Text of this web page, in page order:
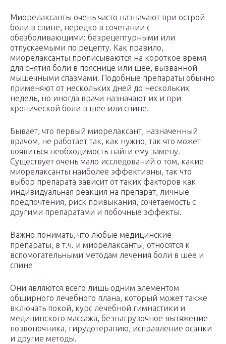
Миорелаксанты очень часто назначают при острой
боли в спине, нередко в сочетании с
обезболивающими: безрецептурными или
отпускаемыми по рецепту. Как правило,
миорелаксанты прописываются на короткое время
для снятия боли в пояснице или шее, вызванной
мышечными спазмами. Подобные препараты обычно
применяют от нескольких дней до нескольких
недель, но иногда врачи назначают их и при
хронической боли в шее или спине.
Бывает, что первый миорелаксант, назначенный
врачом, не работает так, как нужно, так что может
появиться необходимость найти ему замену.
Существует очень мало исследований о том, какие
миорелаксанты наиболее эффективны, так что
выбор препарата зависит от таких факторов как
индивидуальная реакция на препарат, личные
предпочтения, риск привыкания, сочетаемость с
другими препаратами и побочные эффекты.
Важно понимать, что любые медицинские
препараты, в т.ч. и миорелаксанты, относятся к
вспомогательными методам лечения боли в шее и
спине
Они являются всего лишь одним элементом
обширного лечебного плана, который может также
включать покой, курс лечебной гимнастики и
медицинского массажа, безнагрузочное вытяжение
позвоночника, гирудотерапию, исправление осанки
и другие методы.